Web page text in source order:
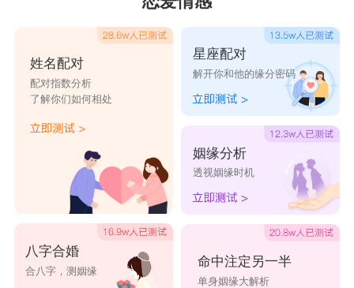
ぺ盛夏阑珊
兔
吃心爱长大
放肆的依赖 秋風落葉情 时光若水 租你一顆心
蘸点软妹酱 绾起梨花月
长安一夜尽 找到快乐啦 牛奶煮萝莉 几味少女
姓名配对
配对指数分析
了解你们如何相处
八字合婚
合八字，测姻缘
星座配对
解开你和他的缘分密码
姻缘分析
透视姻缘时机
命中注定另一半
单身姻缘大解析